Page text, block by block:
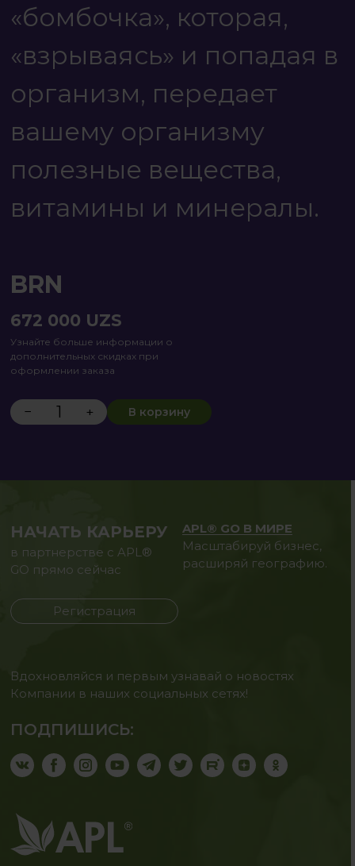
«бомбочка», которая,
«взрываясь» и попадая в
организм, передает
вашему организму
полезные вещества,
витамины и минералы.
BRN
672 000 UZS
Узнайте больше информации о
дополнительных скидках при
оформлении заказа
− + В корзину
НАЧАТЬ КАРЬЕРУ
в партнерстве с APL®
GO прямо сейчас
Регистрация
APL® GO В МИРЕ
Масштабируй бизнес,
расширяй географию.
Вдохновляйся и первым узнавай о новостях
Компании в наших социальных сетях!
ПОДПИШИСЬ: